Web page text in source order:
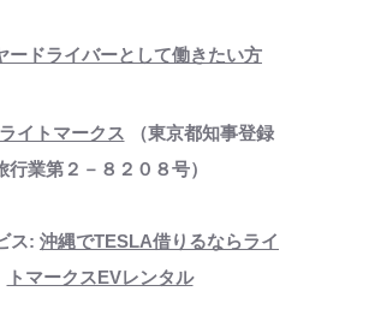
ードライバーとして働きたい方
イトマークス （東京都知事登録
行業第２－８２０８号）
ス: 沖縄でTESLA借りるならライ
トマークスEVレンタル